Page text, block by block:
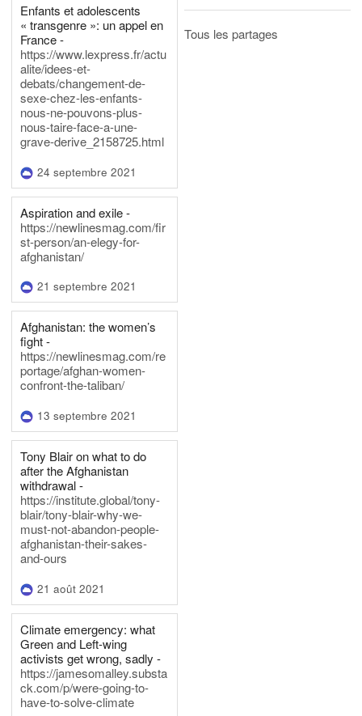
Enfants et adolescents
« transgenre »: un appel en
France -
https://www.lexpress.fr/actu
alite/idees-et-
debats/changement-de-
sexe-chez-les-enfants-
nous-ne-pouvons-plus-
nous-taire-face-a-une-
grave-derive_2158725.html
24 septembre 2021
Aspiration and exile -
https://newlinesmag.com/fir
st-person/an-elegy-for-
afghanistan/
21 septembre 2021
Afghanistan: the women’s
fight -
https://newlinesmag.com/re
portage/afghan-women-
confront-the-taliban/
13 septembre 2021
Tony Blair on what to do
after the Afghanistan
withdrawal -
https://institute.global/tony-
blair/tony-blair-why-we-
must-not-abandon-people-
afghanistan-their-sakes-
and-ours
21 août 2021
Climate emergency: what
Green and Left-wing
activists get wrong, sadly -
https://jamesomalley.substa
ck.com/p/were-going-to-
have-to-solve-climate
Tous les partages